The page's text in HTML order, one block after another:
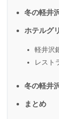
冬の軽井
ホテルグ
軽井沢
レスト
冬の軽井
まとめ